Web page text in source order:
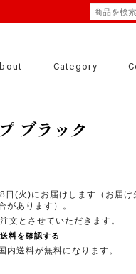
Category
ブラック
(火)にお届けします（お届け
があります）。
文とさせていただきます。
送料を確認する
送料が無料になります。